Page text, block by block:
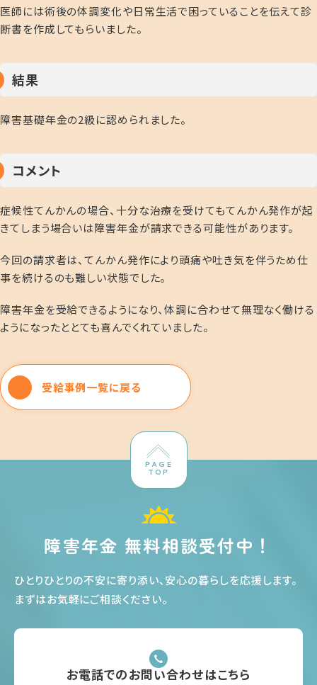
医師には術後の体調変化や日常生活で困っていることを伝えて診
断書を作成してもらいました。
結果
障害基礎年金の2級に認められました。
コメント
症候性てんかんの場合、十分な治療を受けてもてんかん発作が起
きてしまう場合いは障害年金が請求できる可能性があります。
今回の請求者は、てんかん発作により頭痛や吐き気を伴うため仕
事を続けるのも難しい状態でした。
障害年金を受給できるようになり、体調に合わせて無理なく働ける
ようになったととても喜んでくれていました。
受給事例一覧に戻る
PAGE
TOP
障害年金 無料相談受付中！
ひとりひとりの不安に寄り添い、安心の暮らしを応援します。
まずはお気軽にご相談ください。
お電話でのお問い合わせはこちら